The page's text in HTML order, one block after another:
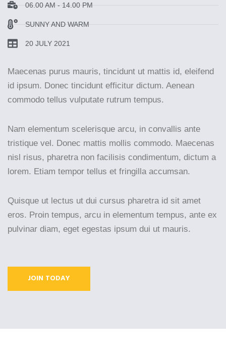
06.00 AM - 14.00 PM
SUNNY AND WARM
20 JULY 2021
Maecenas purus mauris, tincidunt ut mattis id, eleifend
id ipsum. Donec tincidunt efficitur dictum. Aenean
commodo tellus vulputate rutrum tempus.
Nam elementum scelerisque arcu, in convallis ante
tristique vel. Donec mattis mollis commodo. Maecenas
nisl risus, pharetra non facilisis condimentum, dictum a
lorem. Etiam tempor tellus et fringilla accumsan.
Quisque ut lectus ut dui cursus pharetra id sit amet
eros. Proin tempus, arcu in elementum tempus, ante ex
pulvinar diam, eget egestas ipsum dui ut mauris.
JOIN TODAY